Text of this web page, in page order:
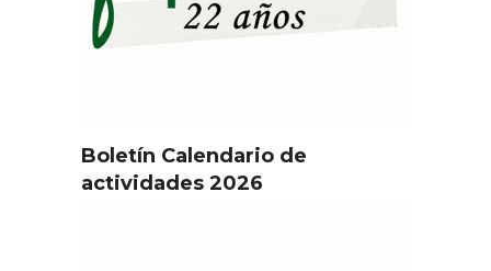
Boletín Calendario de
actividades 2026